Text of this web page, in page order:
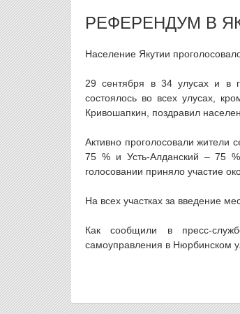
РЕФЕРЕНДУМ В
Население Якутии
29 сентября в 34 улусах и в
состоялось во всех улусах,
Кривошапкин, поздравил
Активно проголосовали жители
75 % и Усть-Алданский – 75
голосовании приняло участие
На всех участках за введение
Как сообщили в пресс-
самоуправления в Нюрбинском